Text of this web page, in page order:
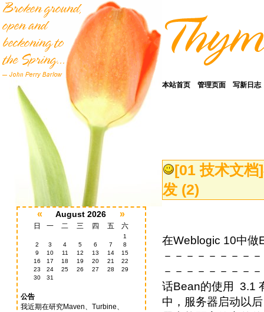
« August 2026 »
日 一 二 三 四 五 六
1
2
3 4 5 6 7
8
9
10 11 12 13 14
15
16
17 18 19 20 21
22
23
24 25 26 27 28
29
30
31
公告
我近期在研究Maven、Turbine、
本站首页 管理页面 写新日志
[01 技术文档]
发 (2)
在Weblogic 10中做EJB3的开发 之基础开发 (2) －－－－－－－－－－－－－－－－－－－－－－－－－－－－－－－－－－－－－－－－－－－－－－－－－－－－－－－－－－－－－－－－－－－－－－－－－－－ 3.有状态会话Bean的使用 3.1 有状态会话Bean与无状态会话Bean的差异 在EJB的容器中，服务器启动以后，容器会预先创建一些EJB对象在容器中，其目的是让调用者能更高效率的使用EJB对象。创建的的这些EJB对象有的是有状态会话Bean，有的是无状态会话Bean，它们的区别主要在于：有状态会话Bean被一个使用者调用后，它就不会再被其它使用者调用；而无状态会话Bean，可以被多个使用者调用，一个用完了，另一个可以接着使用。由此大家可以看出，简单的从效率方面讲，无状态会话Bean明显更好。但是，在有些时候，用户会有一些这样的需求，他们希望在某段时间内，保存一些他自己的信息，而这些信息只能他自己修改使用，不能被其它使用者修改使用，而这一点使用无状态会话Bean是做不到的。 下面我设想一个需求：用户有一个资金账户，他消费后账户资金会减少，他充值后账户资金会增加。 设计方案如下：创建一个EJB对象，定义一个成员变量来保存资金数额，定义三个业务方法，一个冲值，一个是消费，一个获取剩余资金数额。 测试方案：使用一个Servlet创建两个EJB对象，对两个对象交叉进行通过一系列冲值和消费改变金额数量。 观察：如果是有状态会话Bean，两个EJB对象无论你如何冲值消费，它们的金额互不受到影响。如果是无状态会话Bean，它们的金额会被另一个EJB的操作影响。 结论：有状态会话Bean它会记录与操作者之间的联系，直到不再使用，只提供给一个用户使用；无状态会话Bean可以被多个用户同时操作，能够重复使用，效率极高。 接下来实现这个业务，看具体效果。 创建有状态会话Bean的远程接口。 文件地址：[EJB3/JavaSource/com/mh/ejb3/test/statefull/AccountMoney.java] 包名：[com.mh.ejb3.test.statefull] 名称：[AccountMoney] 内容如下： －－－－－－－－－－－－－－－－－－－－－－－－－－－－－－－－－－－－－－－－－－－－－－－－－－－－－－－－－－－－－－－－－－－－－－ /** * */ package com.mh.ejb3.test.statefull; import java.io.Serializable; /** * @author moshco zhu * */ public interface AccountMoney extends Serializable { /** * @描述：冲值 * @return */ public float charge(float fMoney); /** * @描述：消费 * @return */ public float pay(float fMoney); /** * @描述：剩余资金 * @return */ public float account(); } －－－－－－－－－－－－－－－－－－－－－－－－－－－－－－－－－－－－－－－－－－－－－－－－－－－－－－－－－－－－－－－－－－－－－－ 需要注意的一点是：有状态会话Bean一定要实现序列化接口，因为用户可能中间很长时间不使用，容器需要把它保存在硬盘上，以提高效率。 下面是有状态会话Bean的Bean类。 文件地址：[EJB3/JavaSource/com/mh/ejb3/test/statefull/AccountMoneyBean.java] 包名：[com.mh.ejb3.test.statefull] 名称：[AccountMoneyBean] EJB类型：[无状态会话Bean] 实现接口：[远程接口] 内容如下： －－－－－－－－－－－－－－－－－－－－－－－－－－－－－－－－－－－－－－－－－－－－－－－－－－－－－－－－－－－－－－－－－－－－－－ package com.mh.ejb3.test.statefull; import javax.ejb.Remote; import javax.ejb.Stateful;